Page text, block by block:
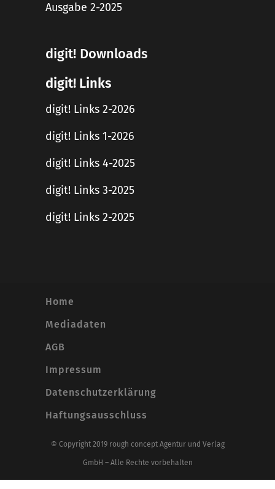
Ausgabe 2-2025
digit! Downloads
digit! Links
digit! Links 2-2026
digit! Links 1-2026
digit! Links 4-2025
digit! Links 3-2025
digit! Links 2-2025
Home
Mediadaten
AGB
Impressum
Datenschutzerklärung
Haftungsausschluss
© Copyright 2019 rough concept Agentur und Verlag
GmbH – Alle Rechte vorbehalten